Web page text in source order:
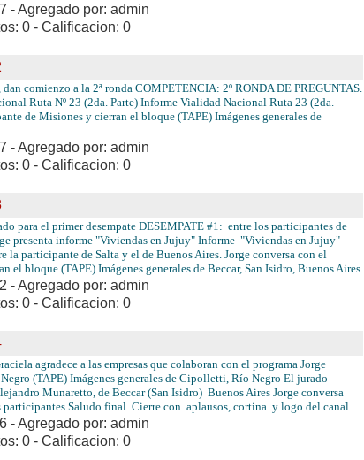
- Agregado por: admin
0 - Calificacion: 0
comienzo a la 2ª ronda COMPETENCIA: 2º RONDA DE PREGUNTAS.
Ruta Nº 23 (2da. Parte) Informe Vialidad Nacional Ruta 23 (2da.
de Misiones y cierran el bloque (TAPE) Imágenes generales de
- Agregado por: admin
0 - Calificacion: 0
para el primer desempate DESEMPATE #1: entre los participantes de
presenta informe "Viviendas en Jujuy" Informe "Viviendas en Jujuy"
la participante de Salta y el de Buenos Aires. Jorge conversa con el
el bloque (TAPE) Imágenes generales de Beccar, San Isidro, Buenos Aires
- Agregado por: admin
0 - Calificacion: 0
agradece a las empresas que colaboran con el programa Jorge
(TAPE) Imágenes generales de Cipolletti, Río Negro El jurado
Munaretto, de Beccar (San Isidro) Buenos Aires Jorge conversa
Saludo final. Cierre con aplausos, cortina y logo del canal.
- Agregado por: admin
0 - Calificacion: 0